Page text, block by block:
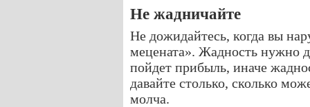
Не жадничайте
Не дожидайтесь, когда вы
мецената». Жадность нужно
пойдет прибыль, иначе
давайте столько, сколько
молча.